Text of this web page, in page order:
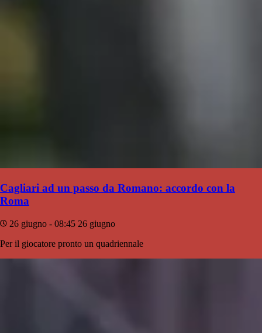
Cagliari ad un passo da Romano: accordo con la
Roma
26 giugno - 08:45 26 giugno
Per il giocatore pronto un quadriennale